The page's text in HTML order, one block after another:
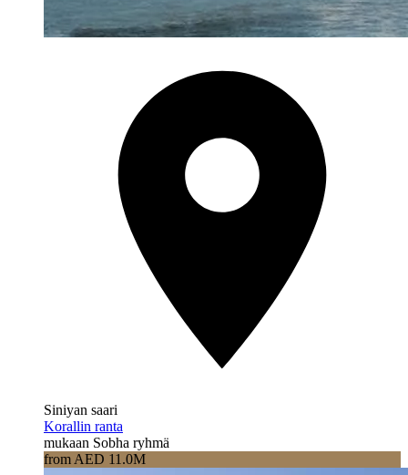
Siniyan saari
Korallin ranta
mukaan Sobha ryhmä
from AED 11.0M